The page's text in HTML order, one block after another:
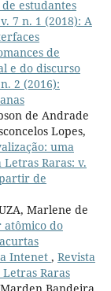
estudantes
7 n. 1 (2018): A
de
e do discurso
2 (2016):
de Andrade
Lopes,
uma
Letras Raras: v.
de
Marlene de
atômico do
Intenet , Revista
Letras Raras